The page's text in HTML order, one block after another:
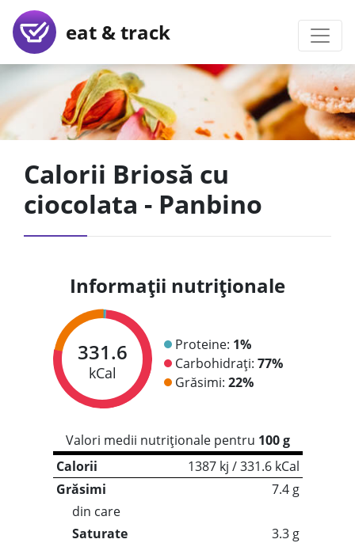
eat & track
Calorii Briosă cu
ciocolata - Panbino
Informații nutriționale
331.6
kCal
Proteine: 1%
Carbohidrați: 77%
Grăsimi: 22%
Valori medii nutriționale pentru 100 g
Calorii
1387 kj / 331.6 kCal
Grăsimi
7.4 g
din care
Saturate
3.3 g